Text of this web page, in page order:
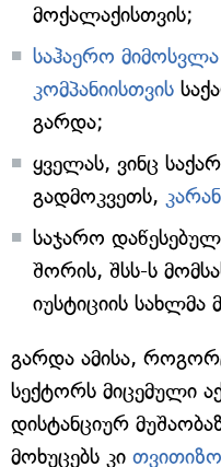
მოქალაქისთვის;
საჰაერო
კომპანიისთვის
გარდა;
ყველას, ვინც
გადმოკვეთს,
საჯარო
შორის, შსს-ს
იუსტიციის სახლმა
გარდა ამისა,
სექტორს მიცემული
დისტანციურ
მოხუცებს კი